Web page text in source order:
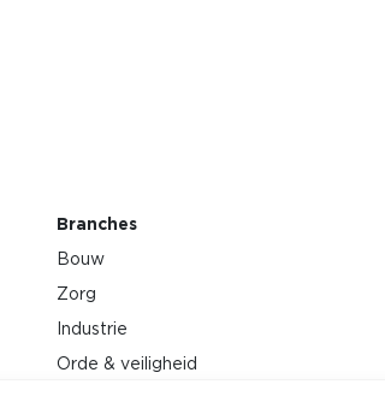
Branches
Bouw
Zorg
Industrie
Orde & veiligheid